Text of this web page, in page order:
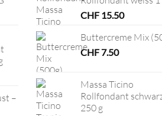
–
CHF15.50
Buttercreme Mix
CHF7.50
Massa Ticino
Rollfondant
250 g